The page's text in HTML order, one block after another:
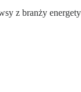
z branży